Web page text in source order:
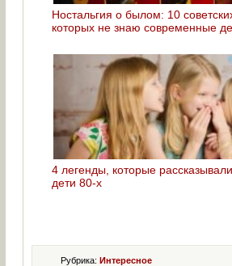
Ностальгия о былом: 10
которых не знаю современные
4 легенды, которые
дети 80-х
Рубрика:Интересное